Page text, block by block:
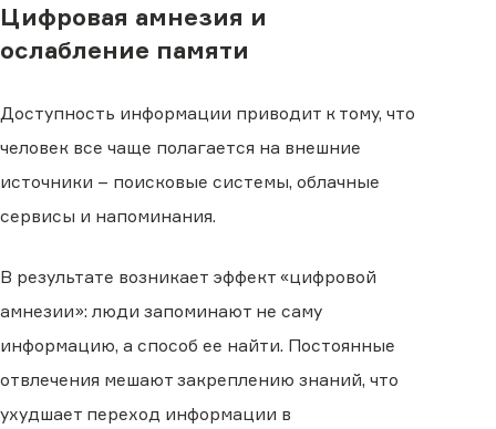
Цифровая амнезия и
ослабление памяти
Доступность информации приводит к тому, что
человек все чаще полагается на внешние
источники – поисковые системы, облачные
сервисы и напоминания.
В результате возникает эффект «цифровой
амнезии»: люди запоминают не саму
информацию, а способ ее найти. Постоянные
отвлечения мешают закреплению знаний, что
ухудшает переход информации в